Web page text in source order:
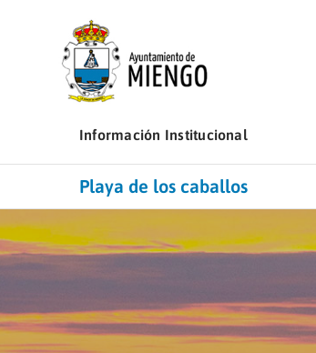
contenido
Información Institucional
Playa de los caballos